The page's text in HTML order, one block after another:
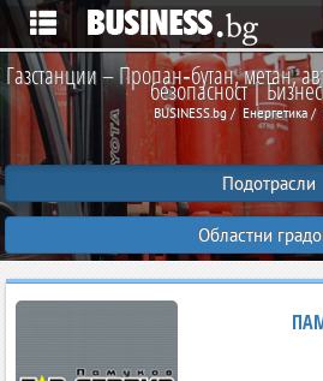
Газстанции – Пропан‑бутан, метан,
безопасност |
BUSINESS.bg Енергетика
Подотрасли
Областни